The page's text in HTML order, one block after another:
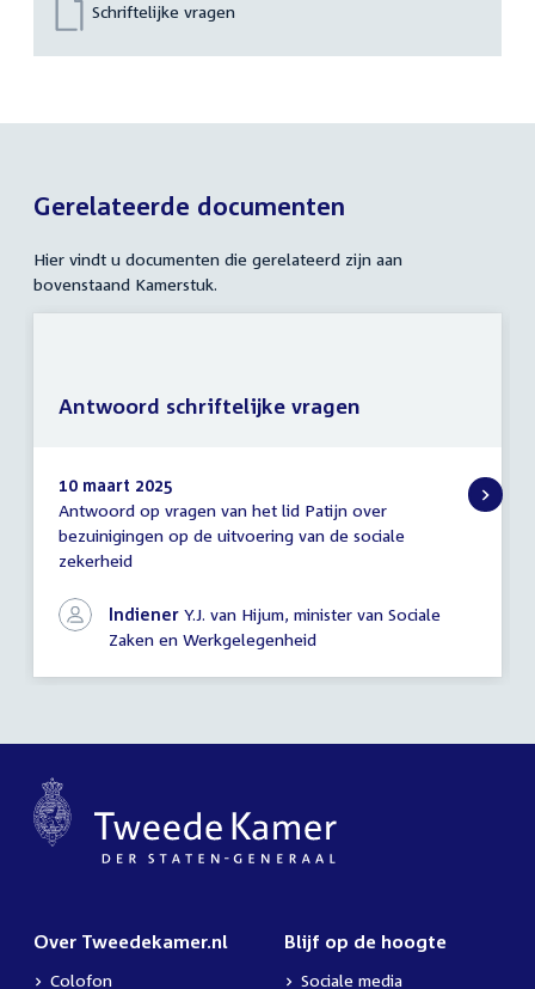
Schriftelijke vragen
Gerelateerde documenten
Hier vindt u documenten die gerelateerd zijn aan
bovenstaand Kamerstuk.
Antwoord
schriftelijke
vragen
10 maart 2025
Antwoord op vragen van het lid Patijn over
bezuinigingen op de uitvoering van de sociale
zekerheid
Indiener Y.J. van Hijum, minister van Sociale
Zaken en Werkgelegenheid
Antwoord schriftelijke vragen
Over Tweedekamer.nl
Colofon
Blijf op de hoogte
Sociale media